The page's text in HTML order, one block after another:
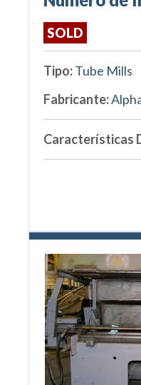
SOLD
Tipo:Tube Mills
Fabricante:
Características